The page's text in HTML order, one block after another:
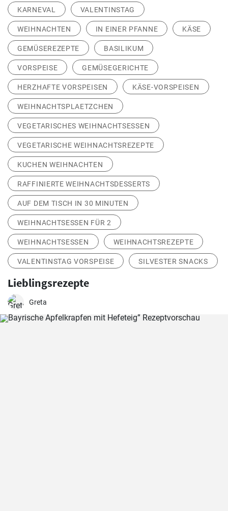
KARNEVAL VALENTINSTAG
WEIHNACHTEN IN EINER PFANNE KÄSE
GEMÜSEREZEPTE BASILIKUM
VORSPEISE GEMÜSEGERICHTE
HERZHAFTE VORSPEISEN KÄSE-VORSPEISEN
WEIHNACHTSPLAETZCHEN
VEGETARISCHES WEIHNACHTSESSEN
VEGETARISCHE WEIHNACHTSREZEPTE
KUCHEN WEIHNACHTEN
RAFFINIERTE WEIHNACHTSDESSERTS
AUF DEM TISCH IN 30 MINUTEN
WEIHNACHTSESSEN FÜR 2
WEIHNACHTSESSEN WEIHNACHTSREZEPTE
VALENTINSTAG VORSPEISE SILVESTER SNACKS
Lieblingsrezepte
Greta